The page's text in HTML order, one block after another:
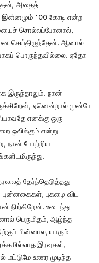
அதைத்
இன்னமும் 100 கோடி என்ற
சொல்லப்போனால்,
செய்திருந்தேன். ஆனால்
பொருந்தவில்லை. ஏதோ
இருந்தாலும். நான்
ஏனென்றால் முன்பே
எனக்கு ஒரு
ஒலிக்கும் என்று
நான் போற்றிய
தேர்ந்தெடுத்தது
புகழை விட
நிற்கிறேன். உடைந்து
பெருமிதம், ஆழ்ந்த
பின்னால, யாரும்
இரவுகள்,
உணர முடிந்த